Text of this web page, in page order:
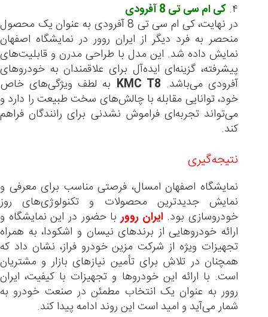
کی ام سی تی 8 آفرودی
در نهایت، کی ام سی تی 8 آفرودی به عنوان یک محصول
منحصر به فرد دیگر از ایران روور در نمایشگاه اصفهان
نمایش داده شد. این مدل با طراحی مدرن و قابلیت‌های
پیشرفته، گزینه‌ای ایده‌آل برای علاقمندان به خودروهای
آفرودی می‌باشد.KMC T8به لطف ویژگی‌های خاص
خود، توانایی مقابله با چالش‌های سخت طبیعت را دارد و
می‌تواند تجربه‌ای فراموش نشدنی برای رانندگان فراهم
کند.
نتیجه‌گیری
نمایشگاه اصفهان امسال، فرصتی مناسب برای معرفی و
نمایش جدیدترین محصولات و تکنولوژی‌های روز
خودروسازی بود.ایران رووربا حضور در این نمایشگاه و
ارائه خودروهایی از برندهای نیسان و اشکودا، به همراه
تجهیزات ویژه از شرکت مزین خودرو فراز، نشان داد که
همچنان در تلاش برای تأمین نیازهای بازار و مشتریان
است. با ارائه این خودروها و تجهیزات با کیفیت، ایران
روور به عنوان یک انتخاب مطمئن در صنعت خودرو به
شمار می‌آید و امید است این روند ادامه پیدا کند.